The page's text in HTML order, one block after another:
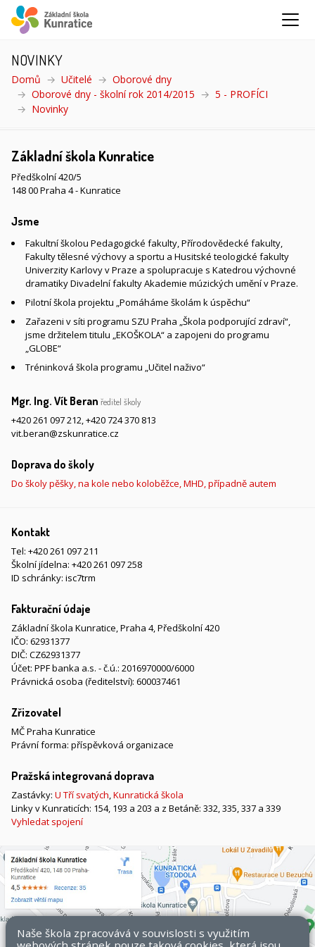
NOVINKY
Domů Učitelé
Oborové dny
Oborové dny - školní rok 2014/2015
5 - PROFÍCI
Novinky
Základní škola Kunratice
Předškolní 420/5
148 00 Praha 4 - Kunratice
Jsme
Fakultní školou Pedagogické fakulty, Přírodovědecké fakulty,
Fakulty tělesné výchovy a sportu a Husitské teologické fakulty
Univerzity Karlovy v Praze a spolupracuje s Katedrou výchovné
dramatiky Divadelní fakulty Akademie múzických umění v Praze.
Pilotní škola projektu „Pomáháme školám k úspěchu“
Zařazeni v síti programu SZU Praha „Škola podporující zdraví“,
jsme držitelem titulu „EKOŠKOLA“ a zapojeni do programu
„GLOBE“
Tréninková škola programu „Učitel naživo“
Mgr. Ing. Vít Beran ředitel školy
+420 261 097 212,+420 724 370 813
vit.beran@zskunratice.cz
Doprava do školy
Do školy pěšky, na kole nebo koloběžce, MHD, případně autem
Kontakt
Tel: +420 261 097 211
Školní jídelna: +420 261 097 258
ID schránky: isc7trm
Fakturační údaje
Základní škola Kunratice, Praha 4, Předškolní 420
IČO: 62931377
DIČ: CZ62931377
Účet: PPF banka a.s. - č.ú.: 2016970000/6000
Právnická osoba (ředitelství): 600037461
Zřizovatel
MČ Praha Kunratice
Právní forma: příspěvková organizace
Pražská integrovaná doprava
Zastávky: U Tří svatých,Kunratická škola
Linky v Kunraticích: 154, 193 a 203 a z Betáně: 332, 335, 337 a 339
Vyhledat spojení
Naše škola zpracovává v souvislosti s využitím